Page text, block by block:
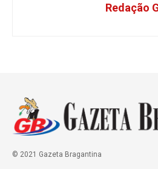
Redação
© 2021 Gazeta Bragantina